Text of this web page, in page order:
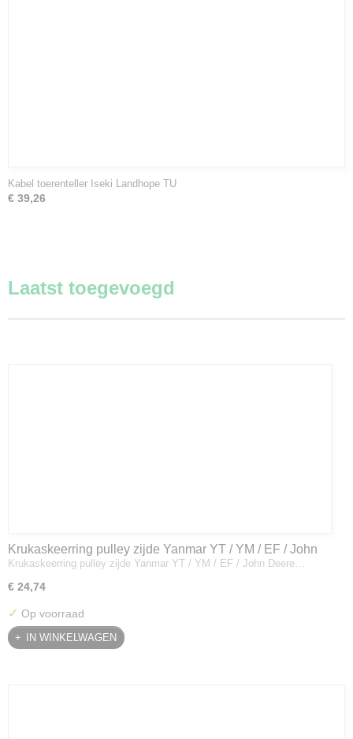
Kabel toerenteller Iseki Landhope TU
€ 39,26
Laatst toegevoegd
Krukaskeerring pulley zijde Yanmar YT / YM / EF / John
Deere - 119934-01800
Krukaskeerring pulley zijde Yanmar YT / YM / EF / John Deere…
€ 24,74
✓ Op voorraad
IN WINKELWAGEN